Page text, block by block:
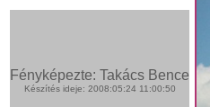
Fényképezte: Takács Bence
Készítés ideje: 2008:05:24 11:00:50